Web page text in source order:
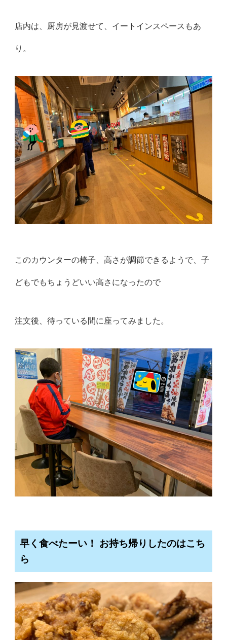
店内は、厨房が見渡せて、イートインスペースもあ
り。
このカウンターの椅子、高さが調節できるようで、子
どもでもちょうどいい高さになったので
注文後、待っている間に座ってみました。
早く食べたーい！ お持ち帰りしたのはこち
ら